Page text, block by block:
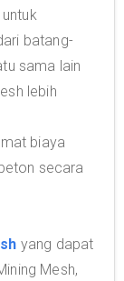
batang-
sama lain
lebih
biaya
secara
yang dapat
Mesh,